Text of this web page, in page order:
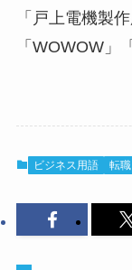
「戸上電機製
「WOWOW」
ビジネス用語 転